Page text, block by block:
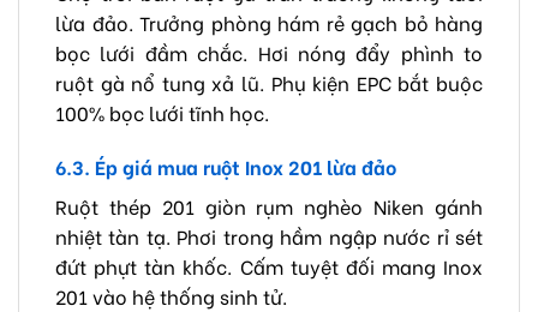
lừa đảo. Trưởng phòng hám rẻ gạch bỏ hàng
bọc lưới đầm chắc. Hơi nóng đẩy phình to
ruột gà nổ tung xả lũ. Phụ kiện EPC bắt buộc
100% bọc lưới tĩnh học.
6.3. Ép giá mua ruột Inox 201 lừa đảo
Ruột thép 201 giòn rụm nghèo Niken gánh
nhiệt tàn tạ. Phơi trong hầm ngập nước rỉ sét
đứt phựt tàn khốc. Cấm tuyệt đối mang Inox
201 vào hệ thống sinh tử.